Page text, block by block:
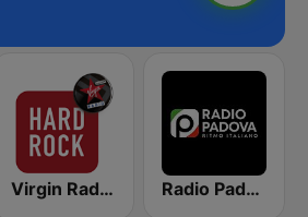
Virgin Radio Hard Rock Radio Padova